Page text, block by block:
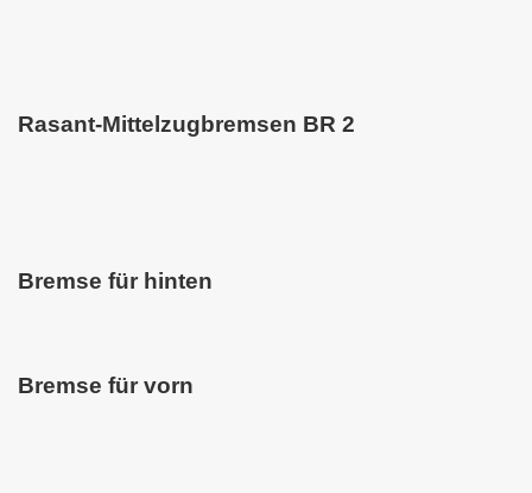
Rasant-Mittelzugbremsen BR 2
Bremse für hinten
Bremse für vorn